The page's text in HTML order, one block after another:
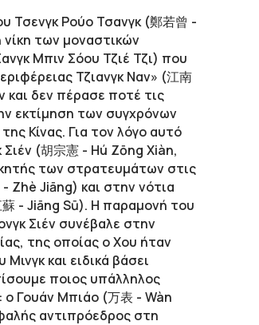
Τσενγκ Ρούο Τσανγκ (鄭若曾 -
των μοναστικών
Μπιν Σόου Τζιέ Τζι) που
Τζιανγκ Ναν» (江南
και δεν πέρασε ποτέ τις
εκτίμηση των συγχρόνων
Κίνας. Για τον λόγο αυτό
(胡宗憲 - Hú Zōng Xiàn,
των στρατευμάτων στις
Zhè Jiāng) και στην νότια
蘇 - Jiāng Sū). Η παραμονή του
Σιέν συνέβαλε στην
της οποίας ο Χου ήταν
και ειδικά βάσει
ποιος υπάλληλος
Γουάν Μπιάο (万表 - Wàn
αντιπρόεδρος στη